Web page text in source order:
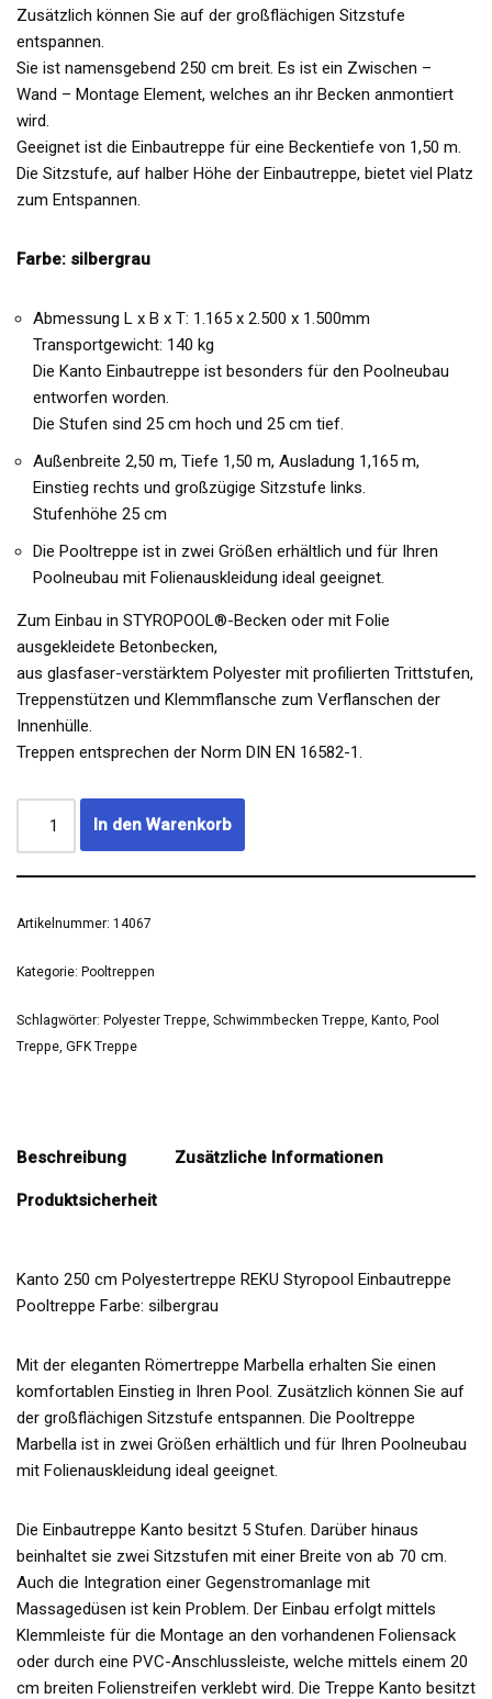
Zusätzlich können Sie auf der großflächigen Sitzstufe
entspannen.
Sie ist namensgebend 250 cm breit. Es ist ein Zwischen –
Wand – Montage Element, welches an ihr Becken anmontiert
wird.
Geeignet ist die Einbautreppe für eine Beckentiefe von 1,50 m.
Die Sitzstufe, auf halber Höhe der Einbautreppe, bietet viel Platz
zum Entspannen.
Farbe: silbergrau
Abmessung L x B x T: 1.165 x 2.500 x 1.500mm
Transportgewicht: 140 kg
Die Kanto Einbautreppe ist besonders für den Poolneubau
entworfen worden.
Die Stufen sind 25 cm hoch und 25 cm tief.
Außenbreite 2,50 m, Tiefe 1,50 m, Ausladung 1,165 m,
Einstieg rechts und großzügige Sitzstufe links.
Stufenhöhe 25 cm
Die Pooltreppe ist in zwei Größen erhältlich und für Ihren
Poolneubau mit Folienauskleidung ideal geeignet.
Zum Einbau in STYROPOOL®-Becken oder mit Folie
ausgekleidete Betonbecken,
aus glasfaser-verstärktem Polyester mit profilierten Trittstufen,
Treppenstützen und Klemmflansche zum Verflanschen der
Innenhülle.
Treppen entsprechen der Norm DIN EN 16582-1.
In den Warenkorb
Artikelnummer: 14067
Kategorie: Pooltreppen
Schlagwörter: Polyester Treppe Schwimmbecken Treppe Kanto Pool
Treppe GFK Treppe
Beschreibung Zusätzliche Informationen
Produktsicherheit
Kanto 250 cm Polyestertreppe REKU Styropool Einbautreppe
Pooltreppe Farbe: silbergrau
Mit der eleganten Römertreppe Marbella erhalten Sie einen
komfortablen Einstieg in Ihren Pool. Zusätzlich können Sie auf
der großflächigen Sitzstufe entspannen. Die Pooltreppe
Marbella ist in zwei Größen erhältlich und für Ihren Poolneubau
mit Folienauskleidung ideal geeignet.
Die Einbautreppe Kanto besitzt 5 Stufen. Darüber hinaus
beinhaltet sie zwei Sitzstufen mit einer Breite von ab 70 cm.
Auch die Integration einer Gegenstromanlage mit
Massagedüsen ist kein Problem. Der Einbau erfolgt mittels
Klemmleiste für die Montage an den vorhandenen Foliensack
oder durch eine PVC-Anschlussleiste, welche mittels einem 20
cm breiten Folienstreifen verklebt wird. Die Treppe Kanto besitzt